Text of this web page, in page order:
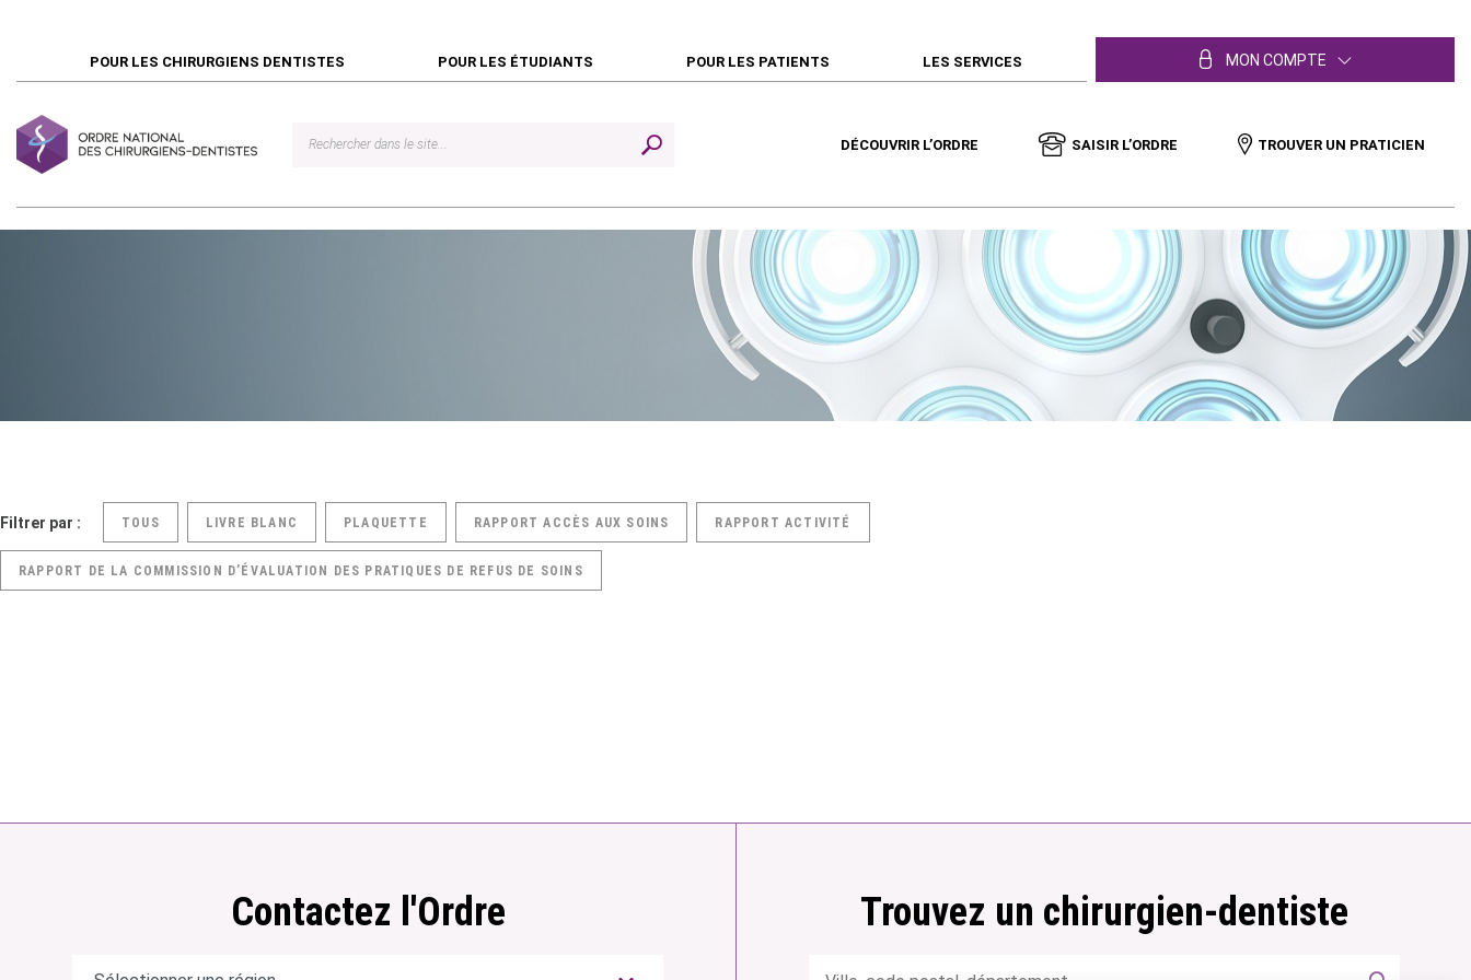
POUR LES CHIRURGIENS DENTISTES POUR LES ÉTUDIANTS POUR LES PATIENTS LES SERVICES MON COMPTE
DÉCOUVRIR L’ORDRE SAISIR L’ORDRE TROUVER UN PRATICIEN
Filtrer par : TOUS LIVRE BLANC PLAQUETTE RAPPORT ACCÈS AUX SOINS RAPPORT ACTIVITÉ
RAPPORT DE LA COMMISSION D’ÉVALUATION DES PRATIQUES DE REFUS DE SOINS
Contactez l'Ordre Trouvez un chirurgien-dentiste